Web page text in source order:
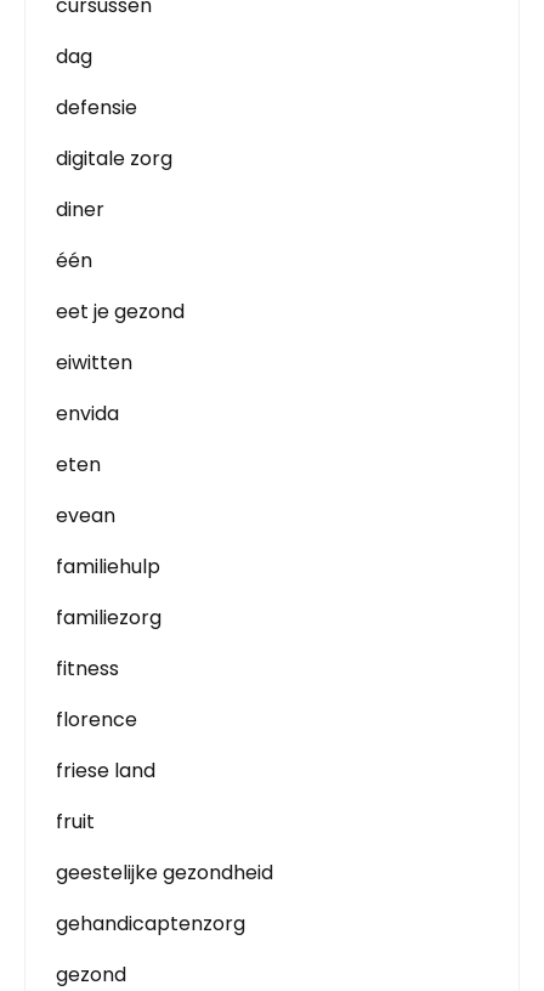
cursussen
dag
defensie
digitale zorg
diner
één
eet je gezond
eiwitten
envida
eten
evean
familiehulp
familiezorg
fitness
florence
friese land
fruit
geestelijke gezondheid
gehandicaptenzorg
gezond